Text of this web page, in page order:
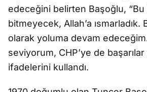
edeceğini belirten Başoğlu, “Bu
bitmeyecek, Allah’a ısmarladık.
olarak yoluma devam
seviyorum, CHP’ye de
ifadelerini kullandı.